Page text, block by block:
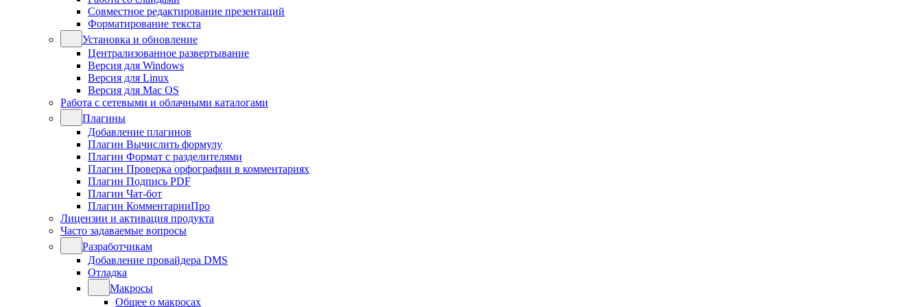
Совместное редактирование презентаций
Форматирование текста
Установка и обновление
Централизованное развертывание
Версия для Windows
Версия для Linux
Версия для Mac OS
Работа с сетевыми и облачными каталогами
Плагины
Добавление плагинов
Плагин Вычислить формулу
Плагин Формат с разделителями
Плагин Проверка орфографии в комментариях
Плагин Подпись PDF
Плагин Чат-бот
Плагин КомментарииПро
Лицензии и активация продукта
Часто задаваемые вопросы
Разработчикам
Добавление провайдера DMS
Отладка
Макросы
Общее о макросах